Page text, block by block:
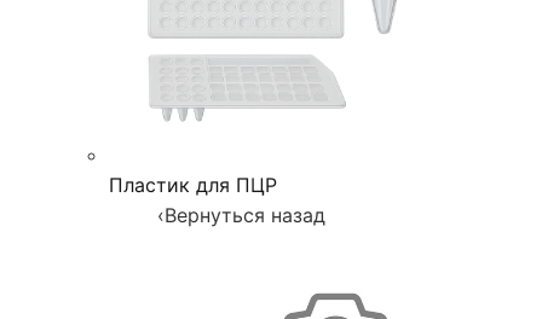
Пластик для ПЦР
‹Вернуться назад